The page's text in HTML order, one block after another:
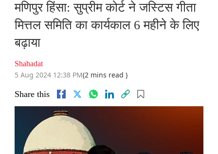
मणिपुर हिंसा: सुप्रीम कोर्ट ने जस्टिस गीता
मित्तल समिति का कार्यकाल 6 महीने के लिए
बढ़ाया
Shahadat
5 Aug 2024 12:38 PM(2 mins read )
Share this